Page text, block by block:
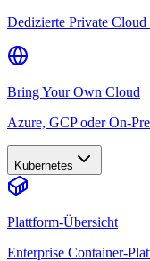
Dedizierte Private
Bring Your Own Cloud
Azure, GCP oder On-
Kubernetes
Plattform-Übersicht
Enterprise Container-